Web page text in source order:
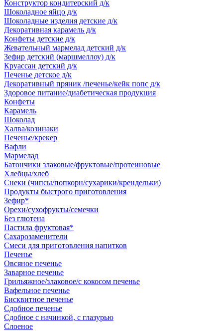
Конструктор кондитерский д/к
Шоколадное яйцо д/к
Шоколадные изделия детские д/к
Декоративная карамель д/к
Конфеты детские д/к
Жевательный мармелад детский д/к
Зефир детский (маршмеллоу) д/к
Круассан детский д/к
Печенье детское д/к
Декоративный пряник /печенье/кейк попс д/к
Здоровое питание/диабетическая продукция
Конфеты
Карамель
Шоколад
Халва/козинаки
Печенье/крекер
Вафли
Мармелад
Батончики злаковые/фруктовые/протеиновые
Хлебцы/хлеб
Снеки (чипсы/попкорн/сухарики/крендельки)
Продукты быстрого приготовления
Зефир*
Орехи/сухофрукты/семечки
Без глютена
Пастила фруктовая*
Сахарозаменители
Смеси для приготовления напитков
Печенье
Овсяное печенье
Заварное печенье
Грильяжное/злаковое/с кокосом печенье
Вафельное печенье
Бисквитное печенье
Сдобное печенье
Сдобное с начинкой, с глазурью
Слоеное